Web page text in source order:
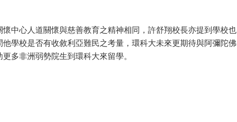
中心人道關懷與慈善教育之精神相同，許舒翔校長亦提到學校也
學校是否有收敘利亞難民之考量，環科大未來更期待與阿彌陀佛
多非洲弱勢院生到環科大來留學。